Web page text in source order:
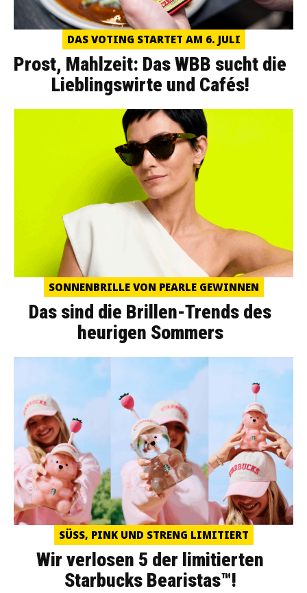
DAS VOTING STARTET AM 6. JULI
Prost, Mahlzeit: Das WBB sucht die
Lieblingswirte und Cafés!
SONNENBRILLE VON PEARLE GEWINNEN
Das sind die Brillen-Trends des
heurigen Sommers
SÜSS, PINK UND STRENG LIMITIERT
Wir verlosen 5 der limitierten
Starbucks Bearistas™!